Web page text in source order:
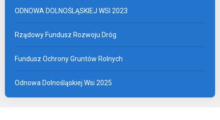
ODNOWA DOLNOŚLĄSKIEJ WSI 2023
Rządowy Fundusz Rozwoju Dróg
Fundusz Ochrony Gruntów Rolnych
Odnowa Dolnośląskiej Wsi 2025